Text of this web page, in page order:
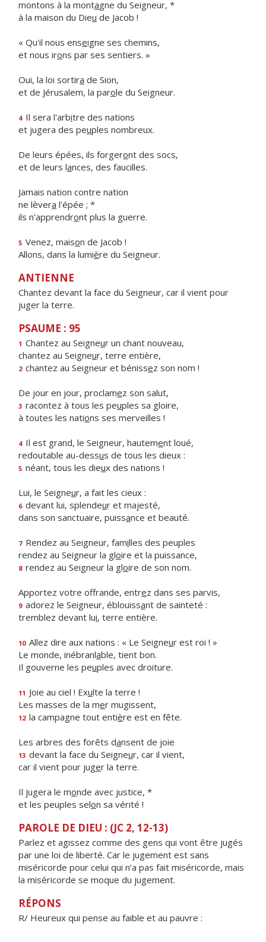
montons à la montagne du Seigneur, *
à la maison du Dieu de Jacob !
« Qu'il nous enseigne ses chemins,
et nous irons par ses sentiers. »
Oui, la loi sortira de Sion,
et de Jérusalem, la parole du Seigneur.
4 Il sera l'arbitre des nations
et jugera des peuples nombreux.
De leurs épées, ils forgeront des socs,
et de leurs lances, des faucilles.
Jamais nation contre nation
ne lèvera l'épée ; *
ils n'apprendront plus la guerre.
5 Venez, maison de Jacob !
Allons, dans la lumière du Seigneur.
ANTIENNE
Chantez devant la face du Seigneur, car il vient pour
juger la terre.
PSAUME : 95
1 Chantez au Seigneur un chant nouveau,
chantez au Seigneur, terre entière,
2 chantez au Seigneur et bénissez son nom !
De jour en jour, proclamez son salut,
3 racontez à tous les peuples sa gloire,
à toutes les nations ses merveilles !
4 Il est grand, le Seigneur, hautement loué,
redoutable au-dessus de tous les dieux :
5 néant, tous les dieux des nations !
Lui, le Seigneur, a fait les cieux :
6 devant lui, splendeur et majesté,
dans son sanctuaire, puissance et beauté.
7 Rendez au Seigneur, familles des peuples
rendez au Seigneur la gloire et la puissance,
8 rendez au Seigneur la gloire de son nom.
Apportez votre offrande, entrez dans ses parvis,
9 adorez le Seigneur, éblouissant de sainteté :
tremblez devant lui, terre entière.
10 Allez dire aux nations : « Le Seigneur est roi ! »
Le monde, inébranlable, tient bon.
Il gouverne les peuples avec droiture.
11 Joie au ciel ! Exulte la terre !
Les masses de la mer mugissent,
12 la campagne tout entière est en fête.
Les arbres des forêts dansent de joie
13 devant la face du Seigneur, car il vient,
car il vient pour juger la terre.
Il jugera le monde avec justice, *
et les peuples selon sa vérité !
PAROLE DE DIEU : (JC 2, 12-13)
Parlez et agissez comme des gens qui vont être jugés
par une loi de liberté. Car le jugement est sans
miséricorde pour celui qui n’a pas fait miséricorde, mais
la miséricorde se moque du jugement.
RÉPONS
R/ Heureux qui pense au faible et au pauvre :